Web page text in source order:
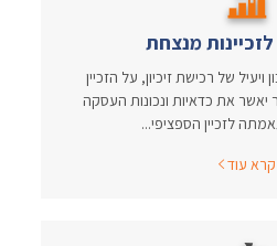
של רכישת זיכיון, על הזכיין
את כדאיות ונכונות העסקה
לזכיין הספציפי...
קרא עוד